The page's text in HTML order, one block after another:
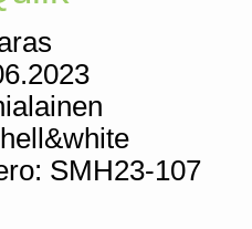
SMH23-107